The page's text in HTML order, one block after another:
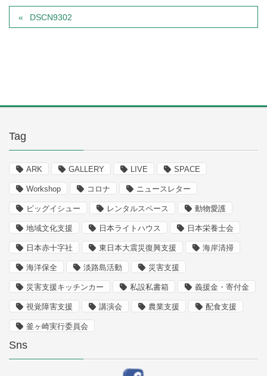
DSCN9302
Tag
ARK GALLERY LIVE SPACE
Workshop コロナ ニュースレター
ビッグイシュー レンタルスペース 動物愛護
地域文化支援 日本ライトハウス 日本栄養士会
日本赤十字社 東日本大震災復興支援 海岸清掃
海洋保全 淡路島活動 災害支援
災害支援キッチンカー 私設私書箱 義援金・寄付金
視覚障害支援 講演会 農業支援 配食支援
釜ヶ崎実行委員会
Sns